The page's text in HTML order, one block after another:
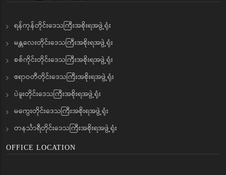
ရန်ကုန်တိုင်းဒေသကြီးအစိုးရအဖွဲ့ရုံး
မန္တလေးတိုင်းဒေသကြီးအစိုးရအဖွဲ့ရုံး
စစ်ကိုင်းတိုင်းဒေသကြီးအစိုးရအဖွဲ့ရုံး
ဧရာဝတီတိုင်းဒေသကြီးအစိုးရအဖွဲ့ရုံး
ပဲခူးတိုင်းဒေသကြီးအစိုးရအဖွဲ့ရုံး
မကွေးတိုင်းဒေသကြီးအစိုးရအဖွဲ့ရုံး
တနင်္သာရီတိုင်းဒေသကြီးအစိုးရအဖွဲ့ရုံး
OFFICE LOCATION